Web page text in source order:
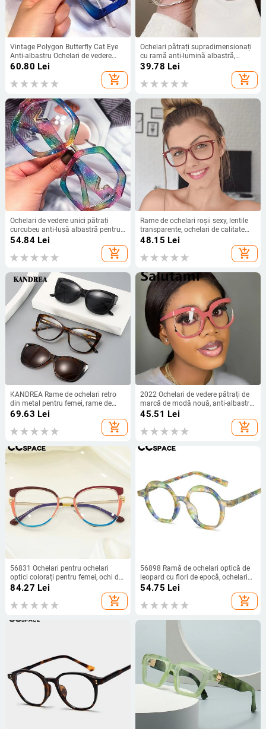
Vintage Polygon Butterfly Cat Eye
Anti-albastru Ochelari de vedere
pentru femei New Fashion Rainbow
Computer Ochelari Rama Lady
Shades
60.80 Lei
add_shopping_cart
Ochelari pătrați supradimensionați
cu ramă anti-lumină albastră,
femei, bărbați, vintage, dublu pod,
ochelari optici transparenți, ochelari
de vedere
39.78 Lei
add_shopping_cart
Ochelari de vedere unici pătrați
curcubeu anti-lușă albastră pentru
femei, brand nou de modă, hexagon
șic, ochelari pentru computer,
nuanțe feminine
54.84Lei
add_shopping_cart
Rame de ochelari roșii sexy, lentile
transparente, ochelari de calitate
feminină, rame transparente pentru
ochelari de computer pentru femei
48.15 Lei
add_shopping_cart
KANDREA Rame de ochelari retro
din metal pentru femei, rame de
ochelari cu miopie optică, ochelari
de soare polarizați, ochelari de
prescripție 2328
69.63 Lei
add_shopping_cart
2022 Ochelari de vedere pătrați de
marcă de modă nouă, anti-albastru,
pentru femei, vintage, negru, roz,
ochelari, cadru, pentru computer,
pentru femei
45.51 Lei
add_shopping_cart
56831 Ochelari pentru ochelari
optici colorați pentru femei, ochi de
pisică, Tr90, balama de primăvară,
ochelari de computer anti albastru
84.27 Lei
add_shopping_cart
56898 Ramă de ochelari optică de
leopard cu flori de epocă, ochelari
de soare pentru femei, noi Tr90,
ochelari de vedere clari, ochelari de
soare, rotunzi, de culoare
54.75 Lei
add_shopping_cart